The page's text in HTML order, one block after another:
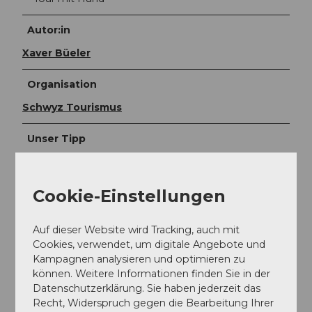
Autor:in
Xaver Büeler
Organisation
Schwyz Tourismus
Unser Tipp
verfügt, kann die Runde gut mit der Besteigung des
Hauptgipfels der "Silberen" (2318 müM) verbinden,
Sicherheitshinweise
Achtung: Auf dem letzten Wegstück hinunter
zum zum Silberenseeli gibt es keinen markierten
Cookie-Einstellungen
Auf dieser Website wird Tracking, auch mit
Cookies, verwendet, um digitale Angebote und
Kampagnen analysieren und optimieren zu
können. Weitere Informationen finden Sie in der
Datenschutzerklärung. Sie haben jederzeit das
Recht, Widerspruch gegen die Bearbeitung Ihrer